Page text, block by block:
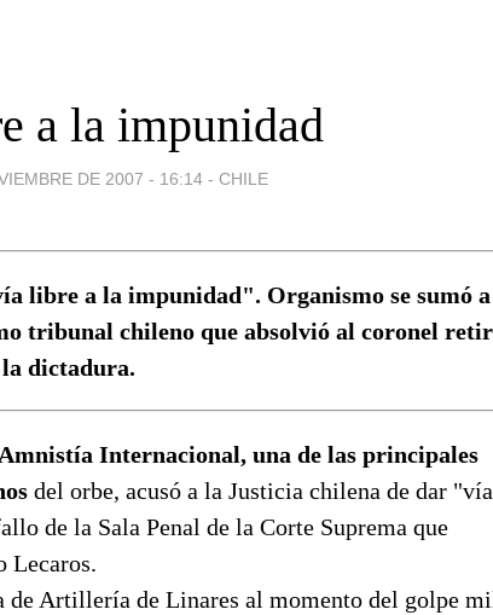
a la impunidad
DE 2007 - 16:14 - CHILE
libre a la impunidad". Organismo se sumó a
tribunal chileno que absolvió al coronel
dictadura.
Internacional, una de las principales
del orbe, acusó a la Justicia chilena de dar "vía
de la Sala Penal de la Corte Suprema que
Lecaros.
de Artillería de Linares al momento del golpe